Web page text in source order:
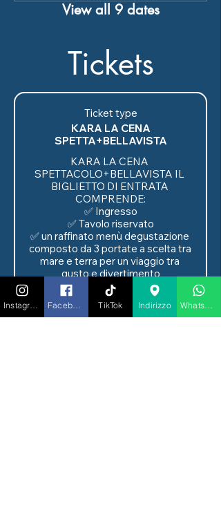
View all 9 dates
Tickets
Ticket type
KARA LA CENA
SPETTA+BELLAVISTA
KARA LA CENA
SPETTACOLO+BELLAVISTA IL
BIGLIETTO DI ENTRATA
COMPRENDE:
✅ Ingresso
✅ Tavolo riservato
✅ un raffinato menù degustazione
composto da 3 portate a scelta tra
mare e terra per un viaggio tra
gusto e divertimento
✅ arricchisci la tua cena con una
pregiata bottiglia di Bellavista ogni
2 persone, una bottiglia d’acqua
TikTok Indirizzo